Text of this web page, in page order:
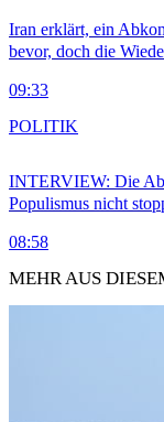
Iran erklärt, ein
bevor, doch die
09:33
INTERVIEW: Die
Populismus nicht
08:58
POLITIK
MEHR AUS